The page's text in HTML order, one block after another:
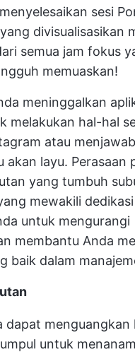
sesi
divisualisasikan
semua jam fokus
memuaskan!
meninggalkan
melakukan hal-hal
atau
akan layu. Perasaan
yang tumbuh
mewakili
untuk mengurangi
membantu Anda
baik dalam
dapat
untuk